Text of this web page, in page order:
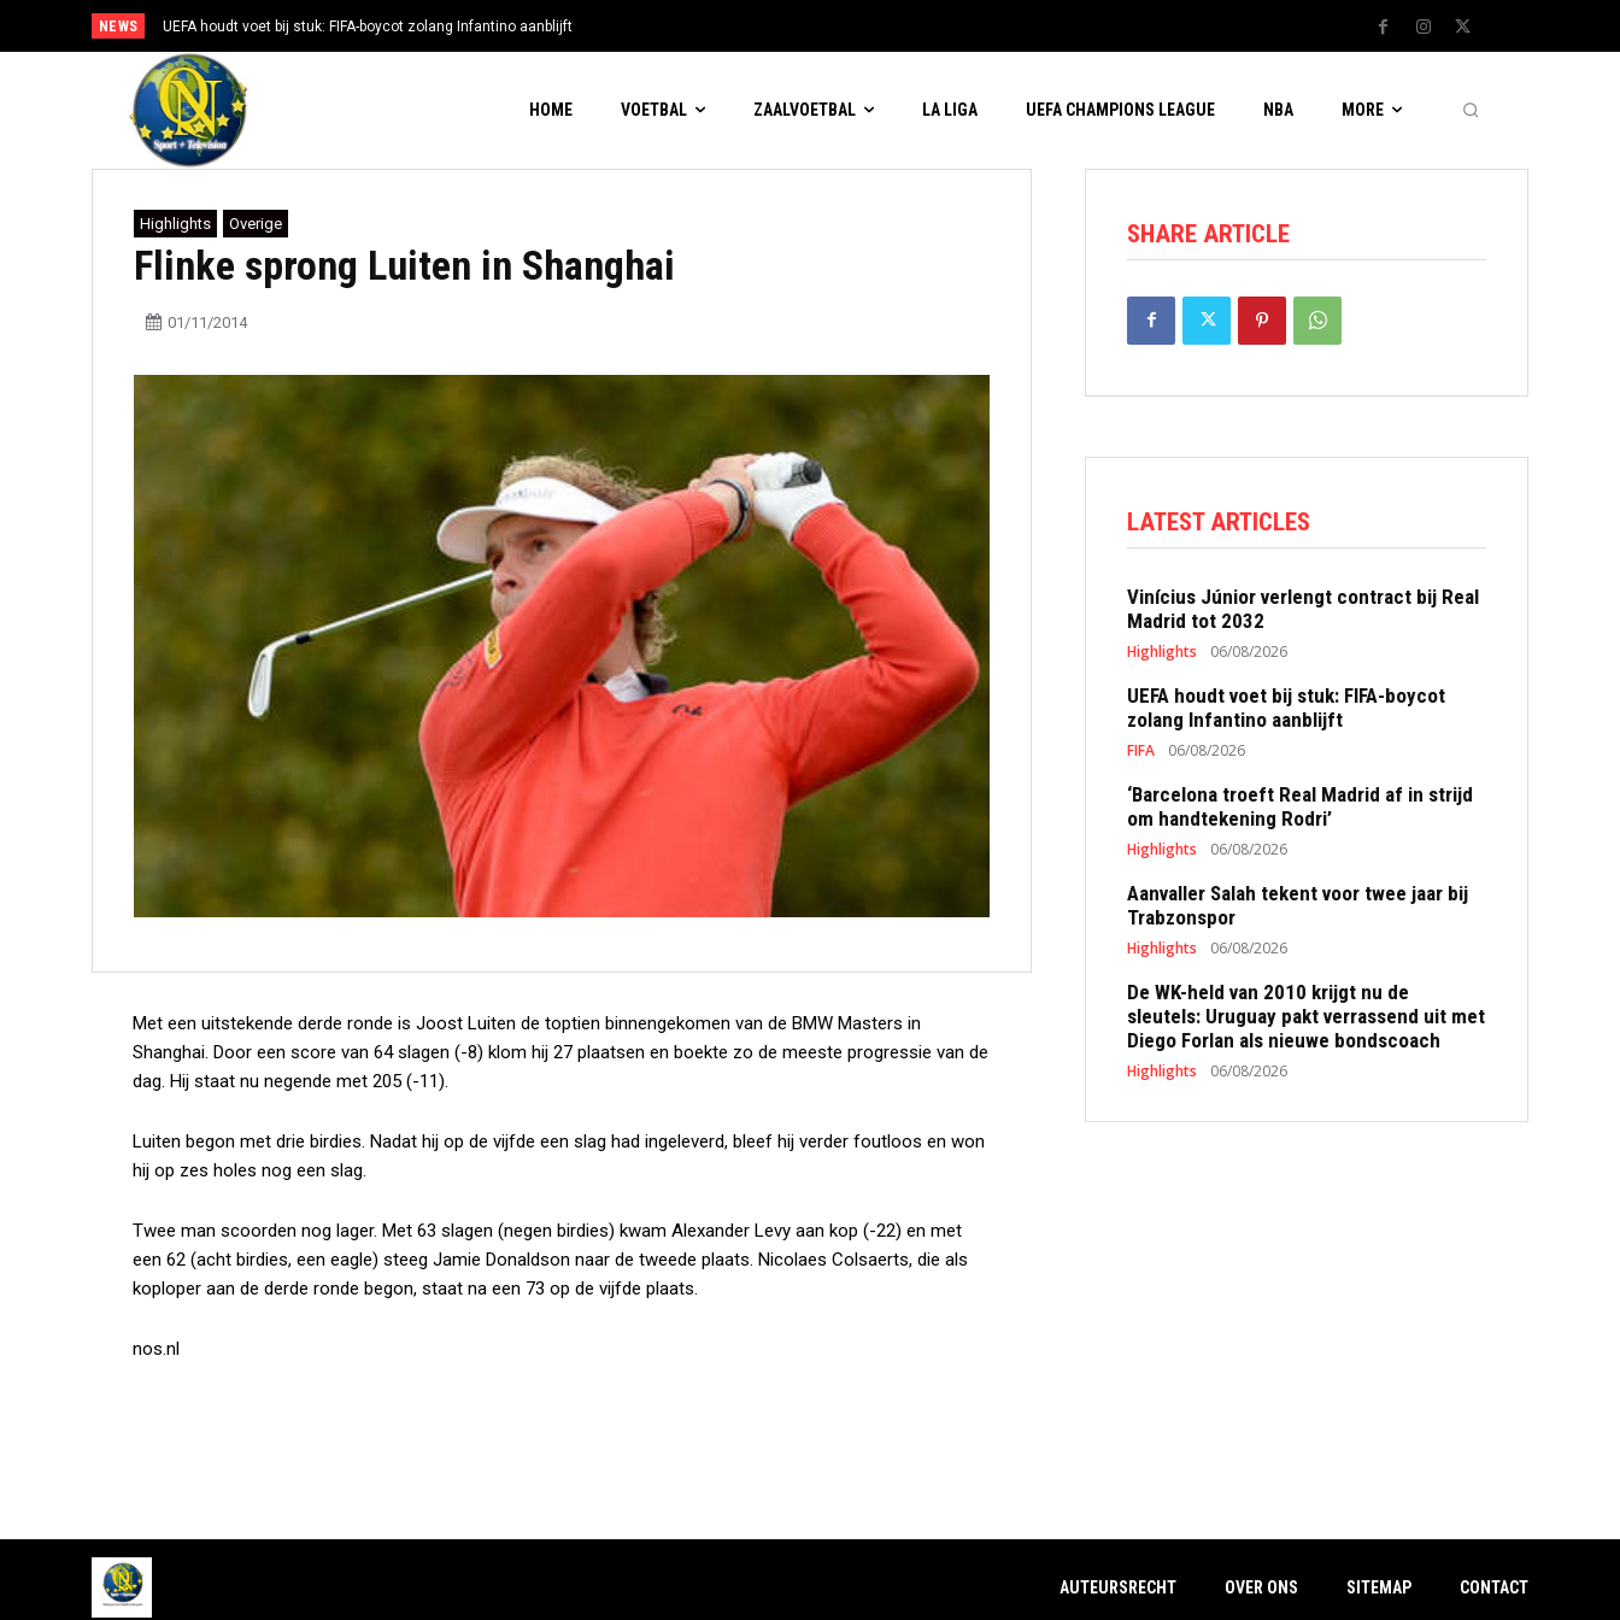
NEWS UEFA houdt voet bij stuk: FIFA-boycot zolang Infantino aanblijft
HOME VOETBAL ZAALVOETBAL LA LIGA UEFA CHAMPIONS LEAGUE NBA MORE
Highlights Overige
Flinke sprong Luiten in Shanghai
01/11/2014
Met een uitstekende derde ronde is Joost Luiten de toptien binnengekomen van de BMW Masters in
Shanghai. Door een score van 64 slagen (-8) klom hij 27 plaatsen en boekte zo de meeste progressie van de
dag. Hij staat nu negende met 205 (-11).
Luiten begon met drie birdies. Nadat hij op de vijfde een slag had ingeleverd, bleef hij verder foutloos en won
hij op zes holes nog een slag.
Twee man scoorden nog lager. Met 63 slagen (negen birdies) kwam Alexander Levy aan kop (-22) en met
een 62 (acht birdies, een eagle) steeg Jamie Donaldson naar de tweede plaats. Nicolaes Colsaerts, die als
koploper aan de derde ronde begon, staat na een 73 op de vijfde plaats.
nos.nl
SHARE ARTICLE
LATEST ARTICLES
Vinícius Júnior verlengt contract bij Real
Madrid tot 2032
Highlights 06/08/2026
UEFA houdt voet bij stuk: FIFA-boycot
zolang Infantino aanblijft
FIFA 06/08/2026
‘Barcelona troeft Real Madrid af in strijd
om handtekening Rodri’
Highlights 06/08/2026
Aanvaller Salah tekent voor twee jaar bij
Trabzonspor
Highlights 06/08/2026
De WK-held van 2010 krijgt nu de
sleutels: Uruguay pakt verrassend uit met
Diego Forlan als nieuwe bondscoach
Highlights 06/08/2026
AUTEURSRECHT OVER ONS SITEMAP CONTACT